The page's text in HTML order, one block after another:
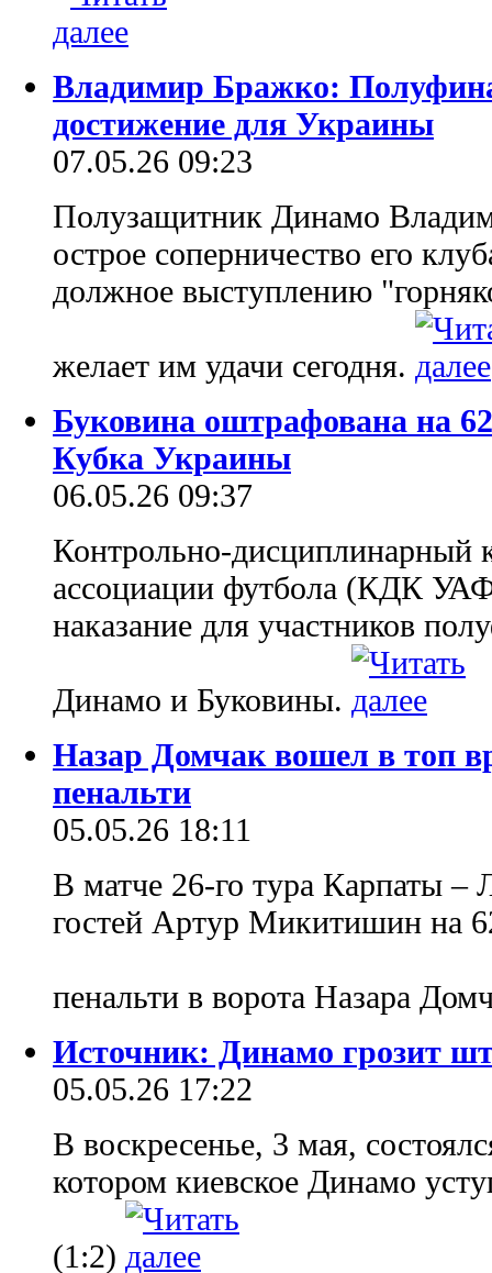
Владимир Бражко:
достижение для Украины
07.05.26 09:23
Полузащитник Динамо
острое соперничество его
должное выступлению
желает им удачи сегодня.
Буковина оштрафована на
Кубка Украины
06.05.26 09:37
Контрольно-дисциплинарный
ассоциации футбола (КДК
наказание для участников
Динамо и Буковины.
Назар Домчак вошел в топ
пенальти
05.05.26 18:11
В матче 26-го тура Карпаты
гостей Артур Микитишин на
пенальти в ворота Назара
Источник: Динамо грозит
05.05.26 17:22
В воскресенье, 3 мая,
котором киевское Динамо
(1:2)